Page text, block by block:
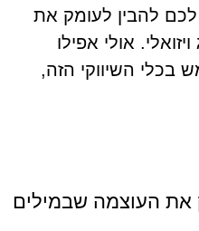
להבין לעומק את
אולי אפילו
השיווקי הזה,
את העוצמה שבמילים